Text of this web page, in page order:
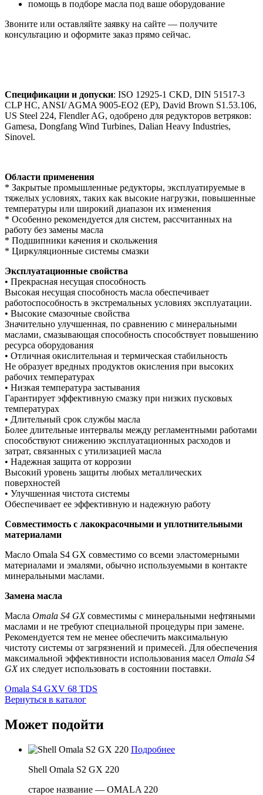
помощь в подборе масла под ваше оборудование
Звоните или оставляйте заявку на сайте — получите
консультацию и оформите заказ прямо сейчас.
Спецификации и допуски: ISO 12925-1 CKD, DIN 51517-3
CLP HC, ANSI/ AGMA 9005-EO2 (EP), David Brown S1.53.106,
US Steel 224, Flendler AG, одобрено для редукторов ветряков:
Gamesa, Dongfang Wind Turbines, Dalian Heavy Industries,
Sinovel.
Области применения
* Закрытые промышленные редукторы, эксплуатируемые в
тяжелых условиях, таких как высокие нагрузки, повышенные
температуры или широкий диапазон их изменения
* Особенно рекомендуется для систем, рассчитанных на
работу без замены масла
* Подшипники качения и скольжения
* Циркуляционные системы смазки
Эксплуатационные свойства
• Прекрасная несущая способность
Высокая несущая способность масла обеспечивает
работоспособность в экстремальных условиях эксплуатации.
• Высокие смазочные свойства
Значительно улучшенная, по сравнению с минеральными
маслами, смазывающая способность способствует повышению
ресурса оборудования
• Отличная окислительная и термическая стабильность
Не образует вредных продуктов окисления при высоких
рабочих температурах
• Низкая температура застывания
Гарантирует эффективную смазку при низких пусковых
температурах
• Длительный срок службы масла
Более длительные интервалы между регламентными работами
способствуют снижению эксплуатационных расходов и
затрат, связанных с утилизацией масла
• Надежная защита от коррозии
Высокий уровень защиты любых металлических
поверхностей
• Улучшенная чистота системы
Обеспечивает ее эффективную и надежную работу
Совместимость с лакокрасочными и уплотнительными
материалами
Масло Omala S4 GX совместимо со всеми эластомерными
материалами и эмалями, обычно используемыми в контакте
минеральными маслами.
Замена масла
Масла Omala S4 GXсовместимы с минеральными нефтяными
маслами и не требуют специальной процедуры при замене.
Рекомендуется тем не менее обеспечить максимальную
чистоту системы от загрязнений и примесей. Для обеспечения
максимальной эффективности использования масел Omala S4
GXих следует использовать в состоянии поставки.
Omala S4 GXV 68 TDS
Вернуться в каталог
Может подойти
Подробнее
Shell Omala S2 GX 220
старое название — OMALA 220